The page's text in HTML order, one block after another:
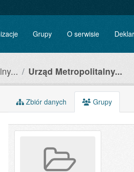
Grupy O serwisie
Urząd Metropolitalny...
Zbiór danych Grupy